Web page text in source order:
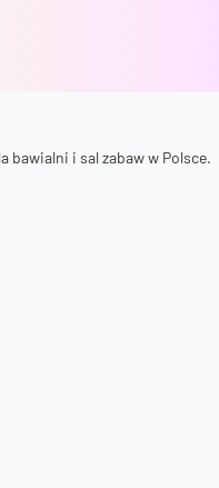
bawialni i sal zabaw w Polsce.